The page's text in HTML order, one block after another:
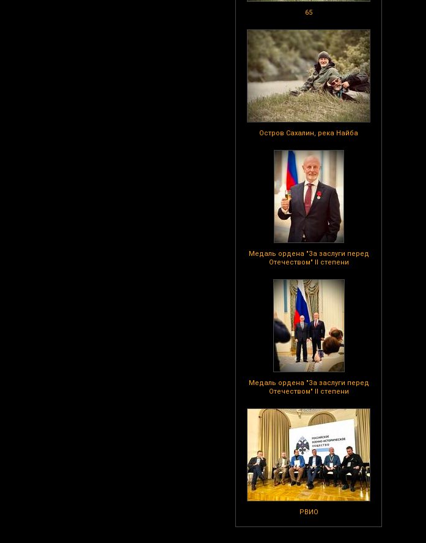
65
Остров Сахалин, река Найба
Медаль ордена "За заслуги перед
Отечеством" II степени
Медаль ордена "За заслуги перед
Отечеством" II степени
РВИО